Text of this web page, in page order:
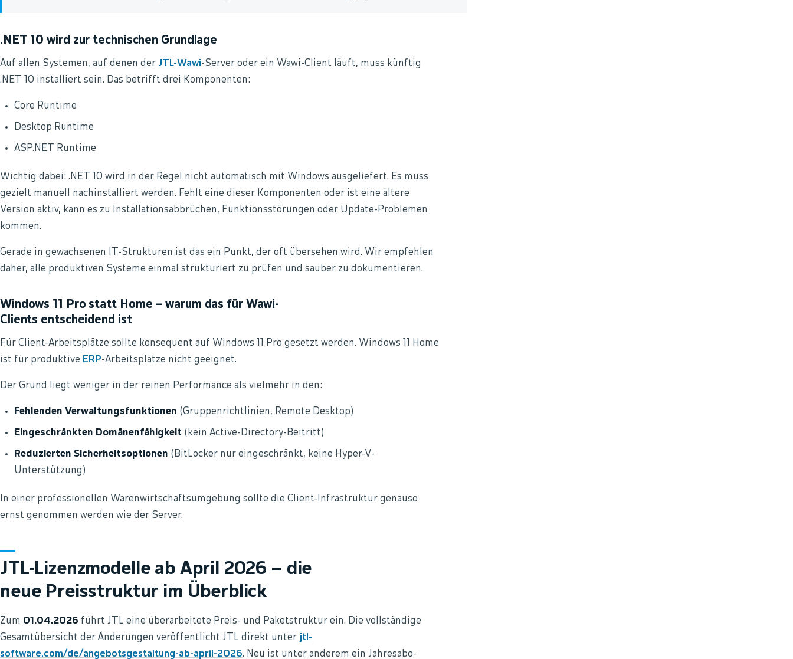
.NET 10 wird zur technischen Grundlage
Auf allen Systemen, auf denen der JTL-Wawi-Server oder ein Wawi-Client läuft, muss künftig
.NET 10 installiert sein. Das betrifft drei Komponenten:
Core Runtime
Desktop Runtime
ASP.NET Runtime
Wichtig dabei: .NET 10 wird in der Regel nicht automatisch mit Windows ausgeliefert. Es muss
gezielt manuell nachinstalliert werden. Fehlt eine dieser Komponenten oder ist eine ältere
Version aktiv, kann es zu Installationsabbrüchen, Funktionsstörungen oder Update-Problemen
kommen.
Gerade in gewachsenen IT-Strukturen ist das ein Punkt, der oft übersehen wird. Wir empfehlen
daher, alle produktiven Systeme einmal strukturiert zu prüfen und sauber zu dokumentieren.
Windows 11 Pro statt Home – warum das für Wawi-
Clients entscheidend ist
Für Client-Arbeitsplätze sollte konsequent auf Windows 11 Pro gesetzt werden. Windows 11 Home
ist für produktive ERP-Arbeitsplätze nicht geeignet.
Der Grund liegt weniger in der reinen Performance als vielmehr in den:
Fehlenden Verwaltungsfunktionen (Gruppenrichtlinien, Remote Desktop)
Eingeschränkten Domänenfähigkeit (kein Active-Directory-Beitritt)
Reduzierten Sicherheitsoptionen (BitLocker nur eingeschränkt, keine Hyper-V-
Unterstützung)
In einer professionellen Warenwirtschaftsumgebung sollte die Client-Infrastruktur genauso
ernst genommen werden wie der Server.
JTL-Lizenzmodelle ab April 2026 – die
neue Preisstruktur im Überblick
Zum 01.04.2026 führt JTL eine überarbeitete Preis- und Paketstruktur ein. Die vollständige
Gesamtübersicht der Änderungen veröffentlicht JTL direkt unter jtl-
software.com/de/angebotsgestaltung-ab-april-2026. Neu ist unter anderem ein Jahresabo-